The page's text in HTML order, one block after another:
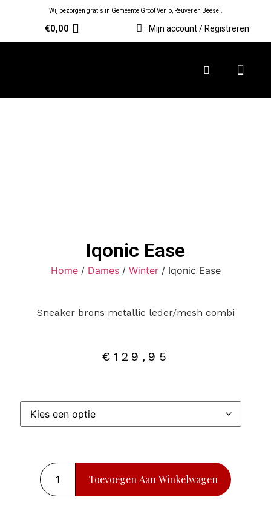
Wij bezorgen gratis in Gemeente Groot Venlo, Reuver en Beesel.
€0,00 Mijn account / Registreren
Iqonic Ease
Home/ Dames/ Winter/ Iqonic Ease
Sneaker brons metallic leder/mesh combi
€ 129,95
Toevoegen Aan Winkelwagen